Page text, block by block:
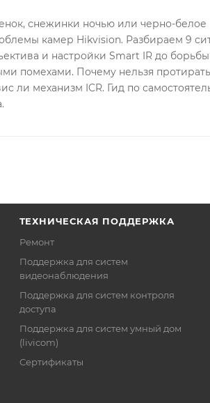
снежинки ночью или черно-белое
камер Hikvision. Разбираем 9
и настройки Smart IR до борьбы
помехами. Почему нельзя
ли механизм ICR. Гид по
ТЕХНИЧЕСКАЯ ПОДДЕРЖКА
Ремонт
Поддержка для систем
видеонаблюдения
Поддержка для систем контроля
доступа
Поддержка для систем умный дом
(livicom)
Сертификаты